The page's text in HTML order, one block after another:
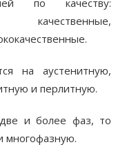
по качеству:
качественные,
на аустенитную,
и перлитную.
и более фаз, то
многофазную.